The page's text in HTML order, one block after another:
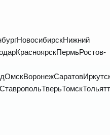
НовосибирскНижний
КрасноярскПермьРостов-
ОмскВоронежСаратов
СтавропольТверьТомск